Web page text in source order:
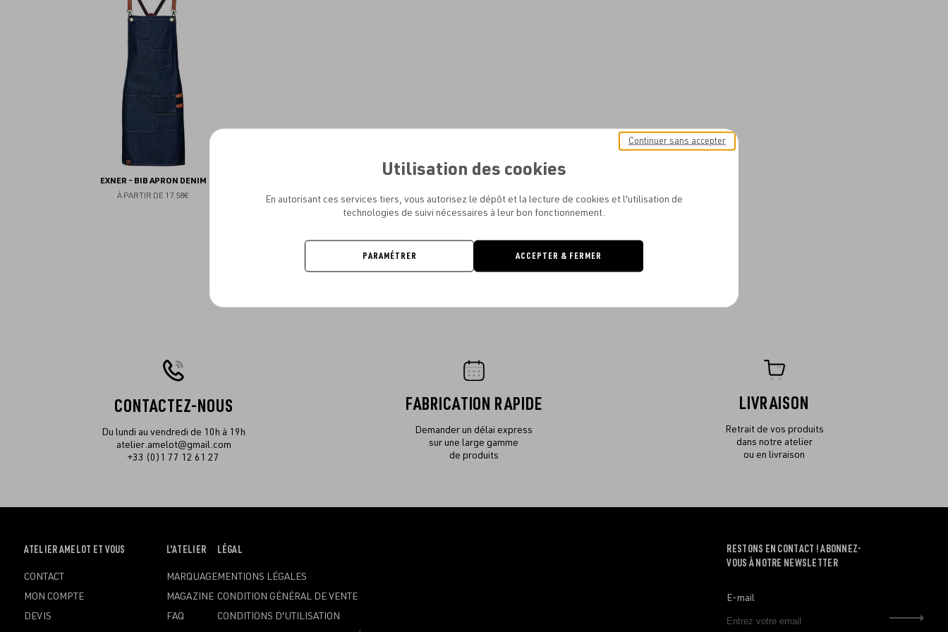
EXNER - BIB APRON DENIM
À PARTIR DE 17.58€
CONTACTEZ-NOUS
Du lundi au vendredi de 10h à 19h
atelier.amelot@gmail.com
+33 (0)1 77 12 61 27
FABRICATION RAPIDE
Demander un délai express
sur une large gamme
de produits
LIVRAISON
Retrait de vos produits
dans notre atelier
ou en livraison
OUVRIR
MENU
ATELIER AMELOT ET VOUS
CONTACT
MON COMPTE
DEVIS
OUVRIR
MENU
L'ATELIER
MARQUAGE
MAGAZINE
FAQ
OUVRIR
MENU
LÉGAL
MENTIONS LÉGALES
CONDITION GÉNÉRAL DE VENTE
CONDITIONS D'UTILISATION
RESTONS EN CONTACT ! ABONNEZ-
VOUS À NOTRE NEWSLETTER
E-mail
Utilisation des cookies
En autorisant ces services tiers, vous autorisez le dépôt et la lecture de cookies et l'utilisation de
technologies de suivi nécessaires à leur bon fonctionnement.
Continuer sans accepter
PARAMÉTRER ACCEPTER & FERMER